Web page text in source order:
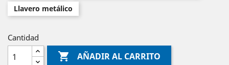
Llavero metálico
Cantidad
 AÑADIR AL CARRITO